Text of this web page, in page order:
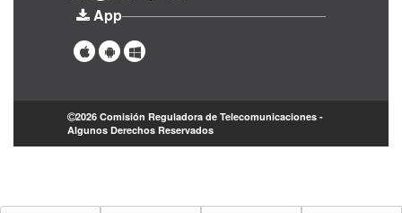
App
2026 Comisión Reguladora de Telecomunicaciones -
Algunos Derechos Reservados